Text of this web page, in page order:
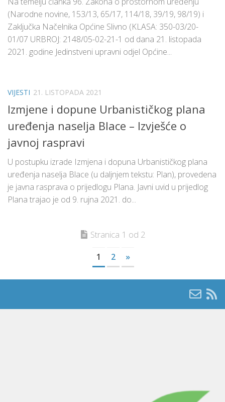
(Narodne novine, 153/13, 65/17, 114/18, 39/19, 98/19) i
Zaključka Načelnika Općine Slivno (KLASA: 350-03/20-
01/07 URBROJ: 2148/05-02-21-1 od dana 21. listopada
2021. godine Jedinstveni upravni odjel Općine...
VIJESTI 21. LISTOPADA 2021
Izmjene i dopune Urbanističkog plana
uređenja naselja Blace – Izvješće o
javnoj raspravi
U postupku izrade Izmjena i dopuna Urbanističkog plana
uređenja naselja Blace (u daljnjem tekstu: Plan), provedena
je javna rasprava o prijedlogu Plana. Javni uvid u prijedlog
Plana trajao je od 9. rujna 2021. do...
Stranica 1 od 2
1 2 »